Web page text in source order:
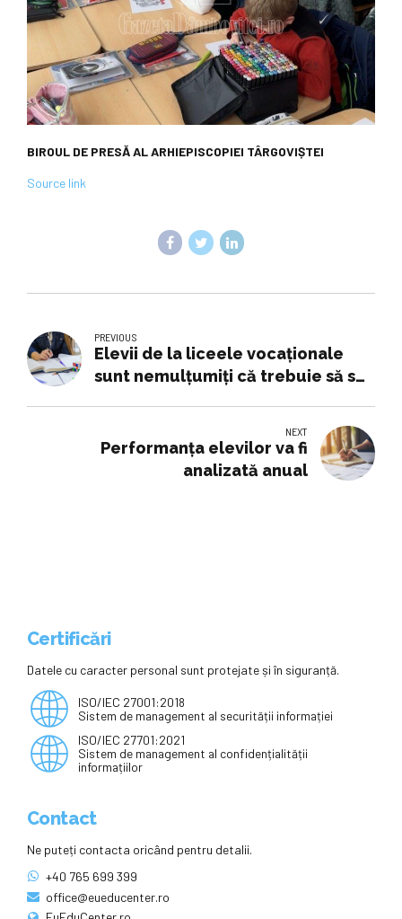
BIROUL DE PRESĂ AL ARHIEPISCOPIEI TÂRGOVIȘTEI
Source link
PREVIOUS
Elevii de la liceele vocaționale
sunt nemulțumiți că trebuie să se
NEXT
Performanța elevilor va fi
analizată anual
Certificări
Datele cu caracter personal sunt protejate și în siguranță.
ISO/IEC 27001:2018
Sistem de management al securității informației
ISO/IEC 27701:2021
Sistem de management al confidențialității
informațiilor
Contact
Ne puteți contacta oricând pentru detalii.
+40 765 699 399
office@eueducenter.ro